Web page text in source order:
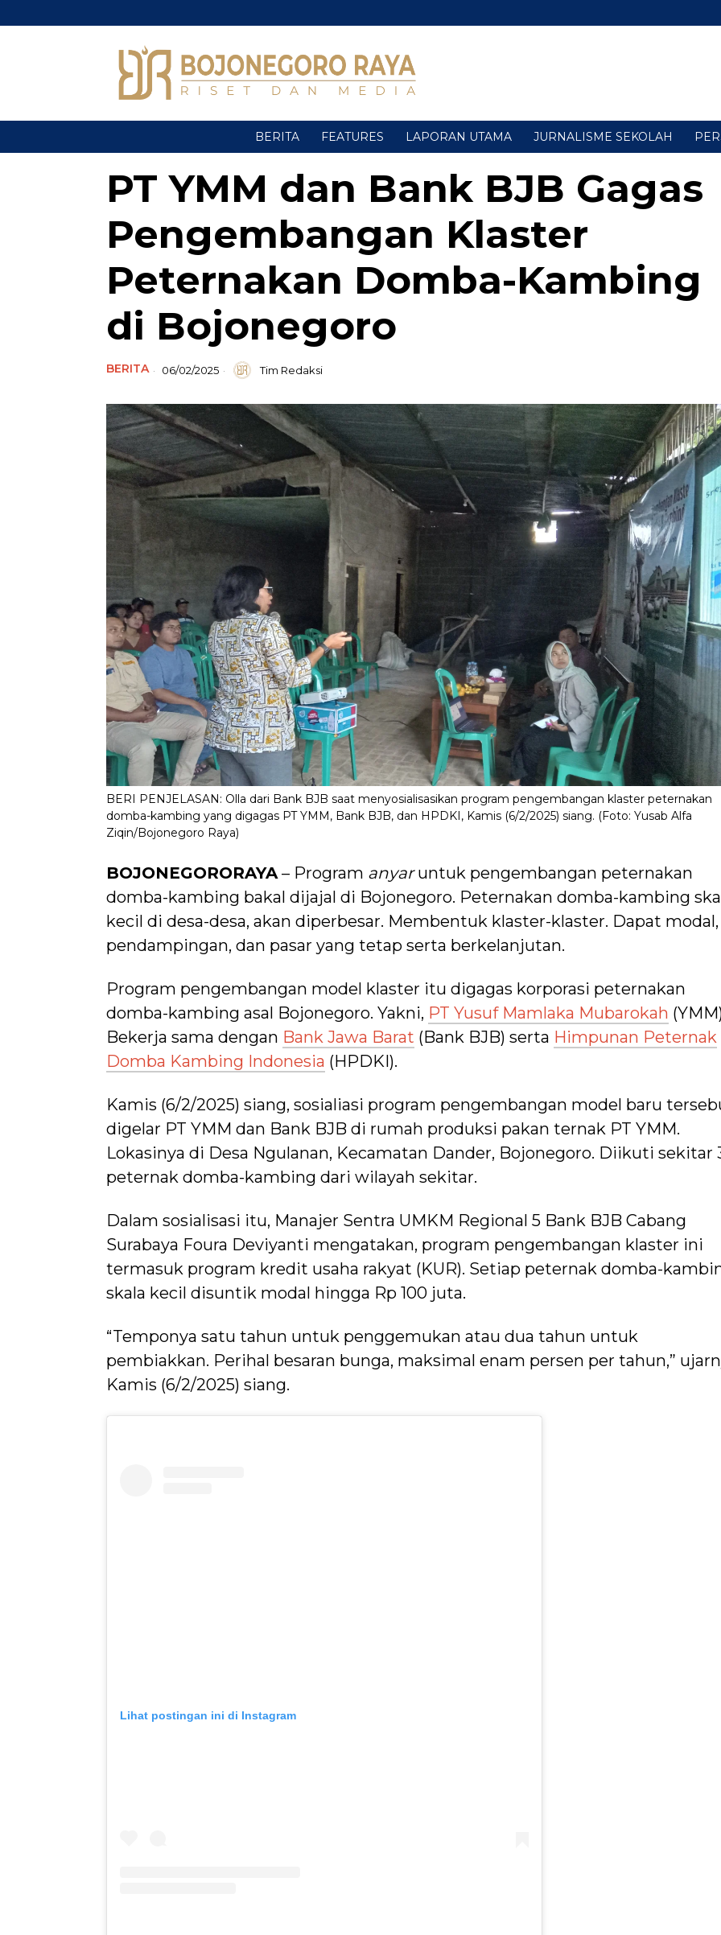
BERITA FEATURES LAPORAN UTAMA JURNALISME SEKOLAH
PT YMM dan Bank BJB Gagas
Pengembangan Klaster
Peternakan Domba-Kambing
di Bojonegoro
BERITA 06/02/2025 Tim Redaksi
BERI PENJELASAN: Olla dari Bank BJB saat menyosialisasikan program pengembangan klaster peternakan
domba-kambing yang digagas PT YMM, Bank BJB, dan HPDKI, Kamis (6/2/2025) siang. (Foto: Yusab Alfa
Ziqin/Bojonegoro Raya)
BOJONEGORORAYA– Program anyaruntuk pengembangan peternakan
domba-kambing bakal dijajal di Bojonegoro. Peternakan domba-kambing
kecil di desa-desa, akan diperbesar. Membentuk klaster-klaster. Dapat modal,
pendampingan, dan pasar yang tetap serta berkelanjutan.
Program pengembangan model klaster itu digagas korporasi peternakan
domba-kambing asal Bojonegoro. Yakni, PT Yusuf Mamlaka Mubarokah
Bekerja sama dengan Bank Jawa Barat (Bank BJB) serta Himpunan Peternak
Domba Kambing Indonesia (HPDKI).
Kamis (6/2/2025) siang, sosialiasi program pengembangan model baru
digelar PT YMM dan Bank BJB di rumah produksi pakan ternak PT YMM.
Lokasinya di Desa Ngulanan, Kecamatan Dander, Bojonegoro. Diikuti sekitar
peternak domba-kambing dari wilayah sekitar.
Dalam sosialisasi itu, Manajer Sentra UMKM Regional 5 Bank BJB Cabang
Surabaya Foura Deviyanti mengatakan, program pengembangan klaster ini
termasuk program kredit usaha rakyat (KUR). Setiap peternak domba-
skala kecil disuntik modal hingga Rp 100 juta.
“Temponya satu tahun untuk penggemukan atau dua tahun untuk
pembiakkan. Perihal besaran bunga, maksimal enam persen per tahun,”
Kamis (6/2/2025) siang.
Lihat postingan ini di Instagram